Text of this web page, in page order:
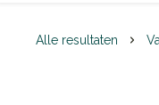
Alle resultaten